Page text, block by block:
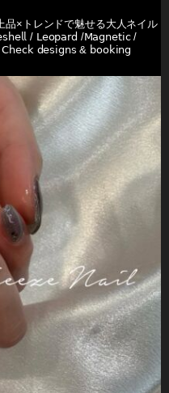
品×トレンドで魅せる大人ネイル
/ 𝖫𝖾𝗈𝗉𝖺𝗋𝖽 /𝖬𝖺𝗀𝗇𝖾𝗍𝗂𝖼 /
𝖽𝖾𝗌𝗂𝗀𝗇𝗌 & 𝖻𝗈𝗈𝗄𝗂𝗇𝗀